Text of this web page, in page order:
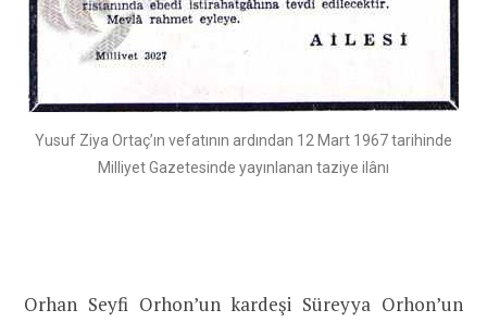
Yusuf Ziya Ortaç’ın vefatının ardından 12 Mart 1967 tarihinde
Milliyet Gazetesinde yayınlanan taziye ilânı
Orhan Seyfi Orhon’un kardeşi Süreyya Orhon’un